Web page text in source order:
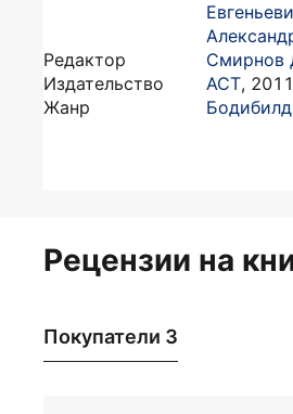
Редактор
Смирнов
Издательство
АСТ, 2011
Жанр
Рецензии на
Покупатели 3